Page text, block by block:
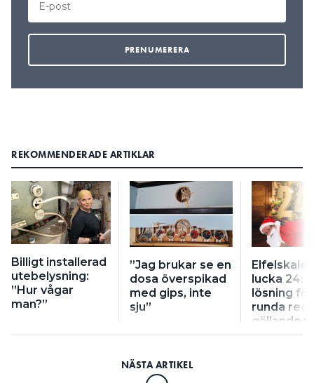
REKOMMENDERADE ARTIKLAR
Billigt installerad
utebelysning:
”Hur vågar
man?”
”Jag brukar se en
dosa överspikad
med gips, inte
sju”
lucka 24:
lösning
runda
gällande